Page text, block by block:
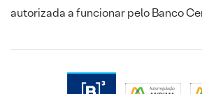
autorizada a funcionar pelo Banco